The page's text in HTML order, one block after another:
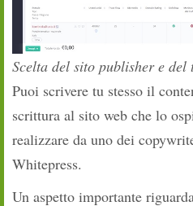
Scelta del sito publisher e
Puoi scrivere tu stesso il
scrittura al sito web che lo
realizzare da uno dei
Whitepress.
Un aspetto importante